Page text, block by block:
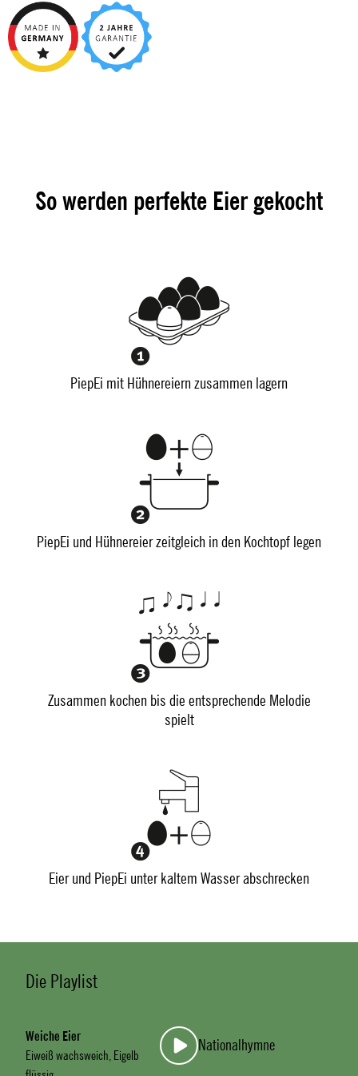
So werden perfekte Eier gekocht
PiepEi mit Hühnereiern zusammen lagern
PiepEi und Hühnereier zeitgleich in den Kochtopf legen
Zusammen kochen bis die entsprechende Melodie
spielt
Eier und PiepEi unter kaltem Wasser abschrecken
Die Playlist
Weiche Eier
Eiweiß wachsweich, Eigelb
Nationalhymne